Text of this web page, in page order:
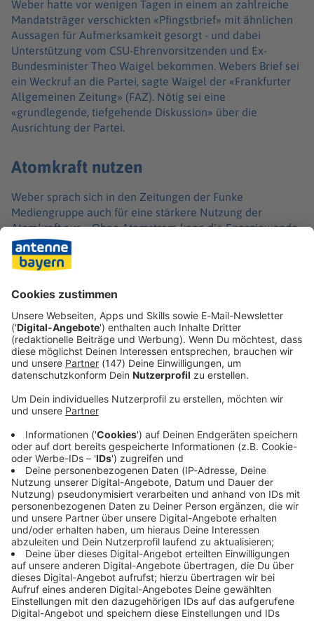
Weber hatte vor wenigen Tagen in einem an zahlreiche
Mandatsträger verschickten «Pfingstbrief» mit ähnlichen
Aussagen für Aufmerksamkeit gesorgt - und dabei
Unterstützung vom CSU-Ehrenvorsitzenden und Ex-
Bundesminister Theo Waigel bekommen. Webers Brief sei
ein Weckruf an die Partei, sagte Waigel der «Frankfurter
Allgemeinen Zeitung» (FAZ). Nötig sei eine
«grundlegende, tiefgehende Diskussion» über die
Ausrichtung der Partei.
Atomkraft nutzen
Weber sprach sich in den Zeitungen der Funke
Mediengruppe auch für eine stärkere Nutzung der
Atomkraft aus. «Ohne Atomstrom kann die Energiewende
nicht gelingen. Wir brauchen die Grundlastversorgung zu
einem vernünftigen Preis.» Ob in Deutschland neue
Kernkraftwerke gebaut oder stillgelegte reaktiviert
werden, müsse die deutsche Politik entscheiden.
Immer auf dem Laufenden
bleiben!